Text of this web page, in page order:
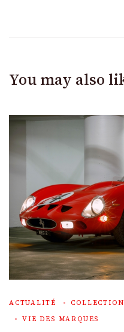
You may also
ACTUALITÉ
VIE DES MARQUES